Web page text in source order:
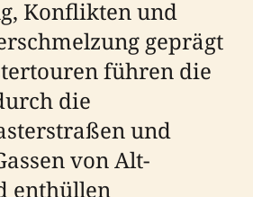
Konflikten und
geprägt
führen die
die
und
von Alt-
enthüllen